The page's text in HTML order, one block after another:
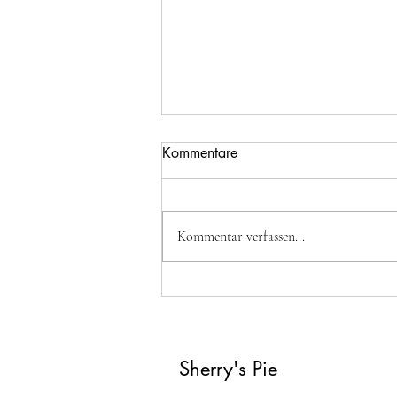
Kommentare
Kommentar verfassen...
Sherry's Pie